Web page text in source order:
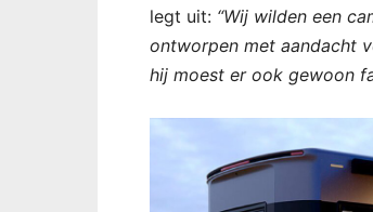
legt uit: “Wij wilden een
ontworpen met aandacht
hij moest er ook gewoon